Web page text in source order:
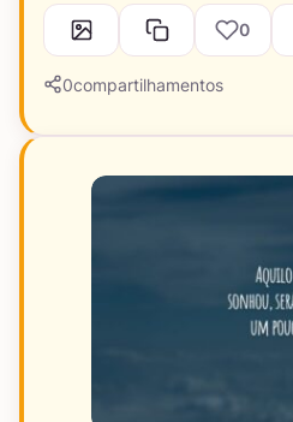
0
0compartilhamentos